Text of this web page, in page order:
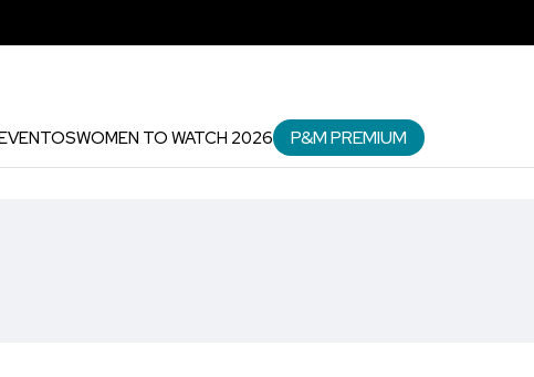
WOMEN TO WATCH 2026 P&M PREMIUM